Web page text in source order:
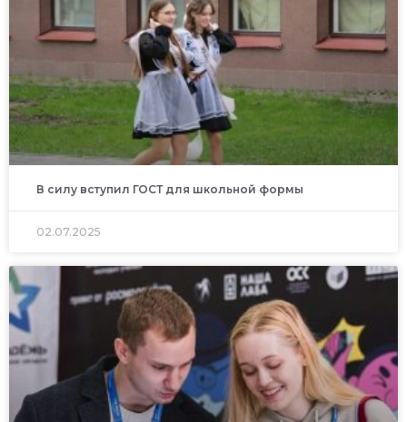
В силу вступил ГОСТ для школьной формы
02.07.2025